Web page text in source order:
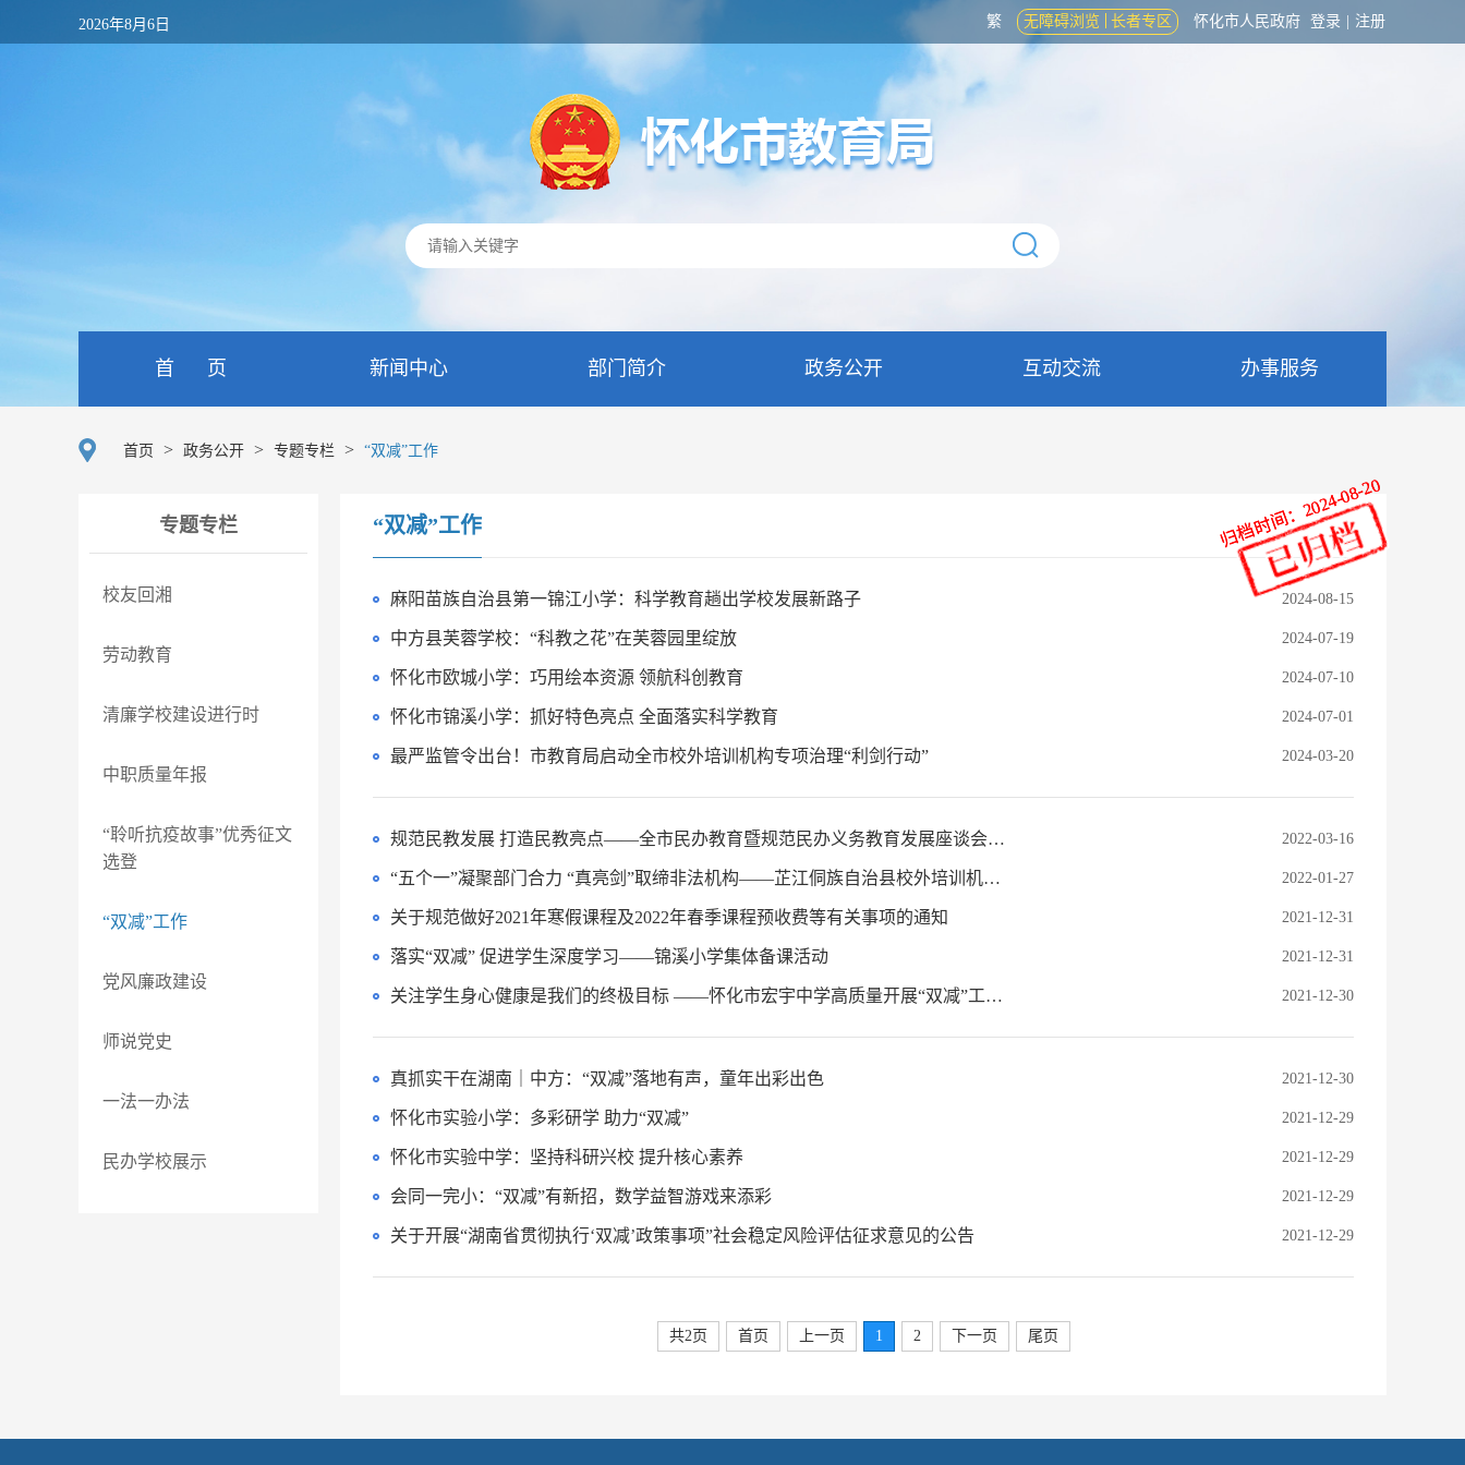
2026年8月6日 繁 无障碍浏览 长者专区 怀化市人民政府 登录 注册
首 页 新闻中心 部门简介 政务公开 互动交流 办事服务
首页 > 政务公开 > 专题专栏 > “双减”工作
专题专栏
校友回湘
劳动教育
清廉学校建设进行时
中职质量年报
“聆听抗疫故事”优秀征文
选登
“双减”工作
党风廉政建设
师说党史
一法一办法
民办学校展示
“双减”工作
麻阳苗族自治县第一锦江小学：科学教育趟出学校发展新路子 2024-08-15
中方县芙蓉学校：“科教之花”在芙蓉园里绽放 2024-07-19
怀化市欧城小学：巧用绘本资源 领航科创教育 2024-07-10
怀化市锦溪小学：抓好特色亮点 全面落实科学教育 2024-07-01
最严监管令出台！市教育局启动全市校外培训机构专项治理“利剑行动” 2024-03-20
规范民教发展 打造民教亮点——全市民办教育暨规范民办义务教育发展座谈会召开 2022-03-16
“五个一”凝聚部门合力 “真亮剑”取缔非法机构——芷江侗族自治县校外培训机构治理成效显著 2022-01-27
关于规范做好2021年寒假课程及2022年春季课程预收费等有关事项的通知 2021-12-31
落实“双减” 促进学生深度学习——锦溪小学集体备课活动 2021-12-31
关注学生身心健康是我们的终极目标 ——怀化市宏宇中学高质量开展“双减”工作纪实 2021-12-30
真抓实干在湖南｜中方：“双减”落地有声，童年出彩出色 2021-12-30
怀化市实验小学：多彩研学 助力“双减” 2021-12-29
怀化市实验中学：坚持科研兴校 提升核心素养 2021-12-29
会同一完小：“双减”有新招，数学益智游戏来添彩 2021-12-29
关于开展“湖南省贯彻执行‘双减’政策事项”社会稳定风险评估征求意见的公告 2021-12-29
共2页 首页 上一页 1 2 下一页 尾页
归档时间：2024-08-20
归档时间：2024-08-20